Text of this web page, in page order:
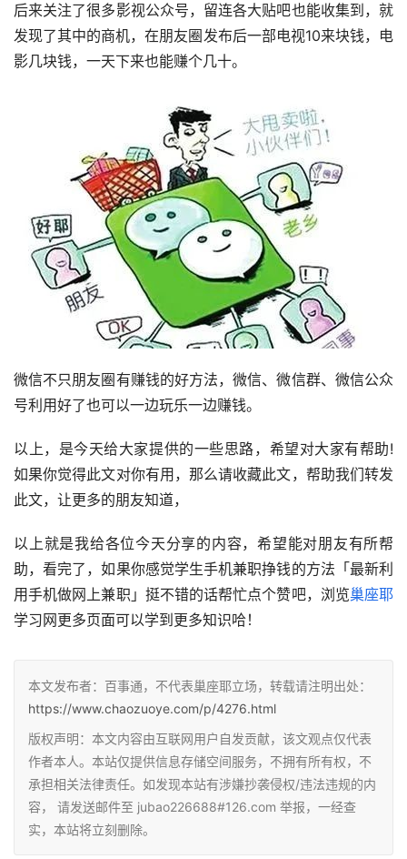
后来关注了很多影视公众号，留连各大贴吧也能收集到，就
发现了其中的商机，在朋友圈发布后一部电视10来块钱，电
影几块钱，一天下来也能赚个几十。
微信不只朋友圈有赚钱的好方法，微信、微信群、微信公众
号利用好了也可以一边玩乐一边赚钱。
以上，是今天给大家提供的一些思路，希望对大家有帮助!
如果你觉得此文对你有用，那么请收藏此文，帮助我们转发
此文，让更多的朋友知道，
以上就是我给各位今天分享的内容，希望能对朋友有所帮
助，看完了，如果你感觉学生手机兼职挣钱的方法「最新利
用手机做网上兼职」挺不错的话帮忙点个赞吧，浏览巢座耶
学习网更多页面可以学到更多知识哈！
本文发布者：百事通，不代表巢座耶立场，转载请注明出处：
https://www.chaozuoye.com/p/4276.html
版权声明：本文内容由互联网用户自发贡献，该文观点仅代表
作者本人。本站仅提供信息存储空间服务，不拥有所有权，不
承担相关法律责任。如发现本站有涉嫌抄袭侵权/违法违规的内
容， 请发送邮件至 jubao226688#126.com 举报，一经查
实，本站将立刻删除。